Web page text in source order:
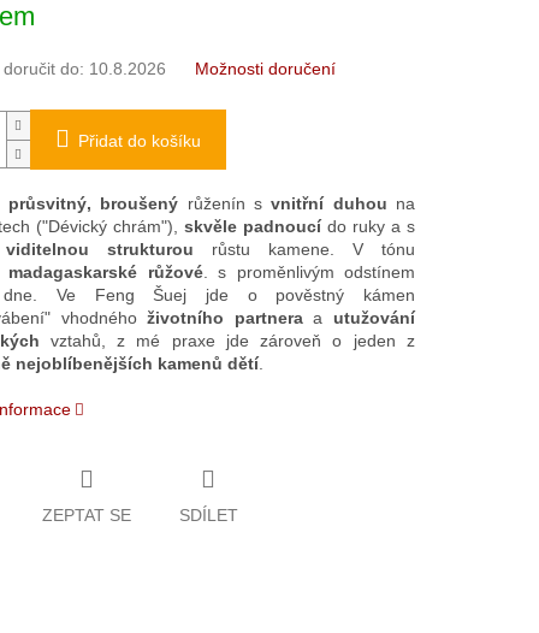
do: 10.8.2026 Možnosti doručení
Přidat do košíku
průsvitný, broušený růženín svnitřní duhou na
("Dévický chrám"), skvěle padnoucído ruky a s
strukturou růstu kamene. V tónu
madagaskarské růžové. s proměnlivým odstínem
dne. Ve Feng Šuej jde o pověstný kámen
vhodnéhoživotního partneraa utužování
vztahů, z mé praxe jde zároveň o jeden z
nejoblíbenějších kamenů dětí.
ZEPTAT SE SDÍLET